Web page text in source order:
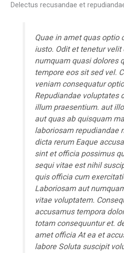
Delectus recusandae et
Quae in amet quas optio
iusto. Odit et tenetur velit
numquam quasi dolores
tempore eos sit sedvel.
veniam consequatur
Repudiandae voluptates
illum praesentium. aut
aut quas ab quisquam
laboriosam repudiandae
dicta rerum Eaque
sint et officia possimus
sequi vitae est nihil
quis officia cum
Laboriosam aut
vitae voluptatem.
accusamus tempora
totam consequuntur et.
amet officia At ea et
labore Soluta suscipit